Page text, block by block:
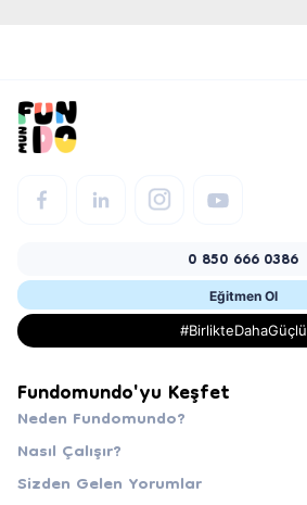
0 850 666 0386
Eğitmen Ol
#BirlikteDahaGüçlü
Fundomundo'yu Keşfet
Neden Fundomundo?
Nasıl Çalışır?
Sizden Gelen Yorumlar